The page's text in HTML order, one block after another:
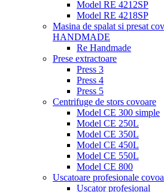
Model RE 4212SP
Model RE 4218SP
Masina de spalat si presat
HANDMADE
Re Handmade
Prese extractoare
Press 3
Press 4
Press 5
Centrifuge de stors covoare
Model CE 300 simple
Model CE 250L
Model CE 350L
Model CE 450L
Model CE 550L
Model CE 800
Uscatoare profesionale
Uscator profesional